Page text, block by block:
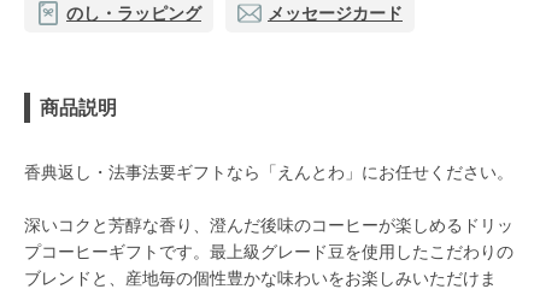
のし・ラッピング メッセージカード
商品説明
香典返し・法事法要ギフトなら「えんとわ」にお任せください。
深いコクと芳醇な香り、澄んだ後味のコーヒーが楽しめるドリッ
プコーヒーギフトです。最上級グレード豆を使用したこだわりの
ブレンドと、産地毎の個性豊かな味わいをお楽しみいただけま